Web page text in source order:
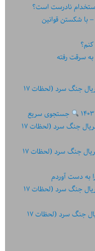
نادرست است؟
با شکستن قوانین
به سرقت رفته
قطعه جاده‌ها: موسیقی متن سریال جنگ سرد (لحظات ۱۷
جستجوی سریع
قطعه جاده‌ها: موسیقی متن سریال جنگ سرد (لحظات ۱۷
قطعه جاده‌ها: موسیقی متن سریال جنگ سرد (لحظات ۱۷
به دست آوردم
قطعه جاده‌ها: موسیقی متن سریال جنگ سرد (لحظات ۱۷
قطعه جاده‌ها: موسیقی متن سریال جنگ سرد (لحظات ۱۷